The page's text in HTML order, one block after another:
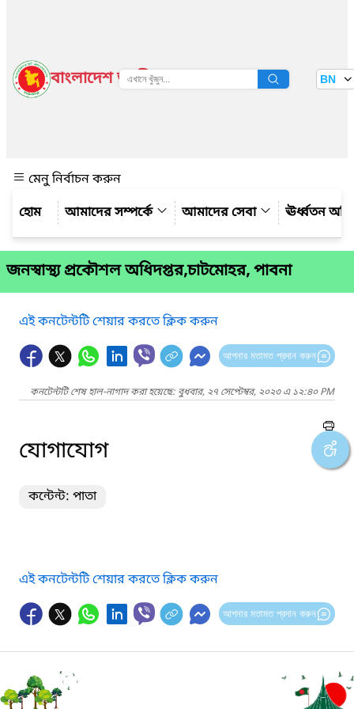
বাংলাদেশ জাতীয় তথ্য বাতায়ন BN
মেনু নির্বাচন করুন
আমাদের সম্পর্কে
আমাদের সেবা ঊর্ধ্বতন
জনস্বাস্থ্য প্রকৌশল অধিদপ্তর,চাটমোহর, পাবনা
এই কনটেন্টটি শেয়ার করতে ক্লিক করুন
আপনার মতামত প্রদান করুন
কনটেন্টটি শেষ হাল-নাগাদ করা হয়েছে: বুধবার, ২৭ সেপ্টেম্বর, ২০২৩ এ ১২:৪০ PM
যোগাযোগ
কন্টেন্ট: পাতা
এই কনটেন্টটি শেয়ার করতে ক্লিক করুন
আপনার মতামত প্রদান করুন